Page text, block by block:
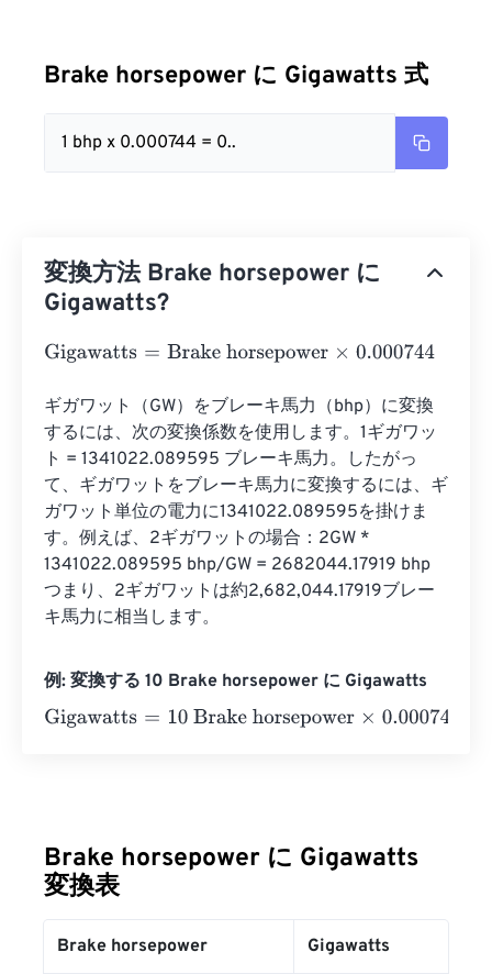
Brake horsepower に Gigawatts 式
1 bhp x 0.000744 = 0..
変換方法 Brake horsepower に
Gigawatts?
Gigawatts=Brake horsepower×0.000744
ギガワット（GW）をブレーキ馬力（bhp）に変換
するには、次の変換係数を使用します。1ギガワッ
ト = 1341022.089595 ブレーキ馬力。したがっ
て、ギガワットをブレーキ馬力に変換するには、ギ
ガワット単位の電力に1341022.089595を掛けま
す。例えば、2ギガワットの場合：2GW *
1341022.089595 bhp/GW = 2682044.17919 bhp
つまり、2ギガワットは約2,682,044.17919ブレー
キ馬力に相当します。
例: 変換する 10 Brake horsepower に Gigawatts
Gigawatts=10 Brake horsepower×0.000744=0.00744
Brake horsepower に Gigawatts
変換表
Brake horsepower Gigawatts